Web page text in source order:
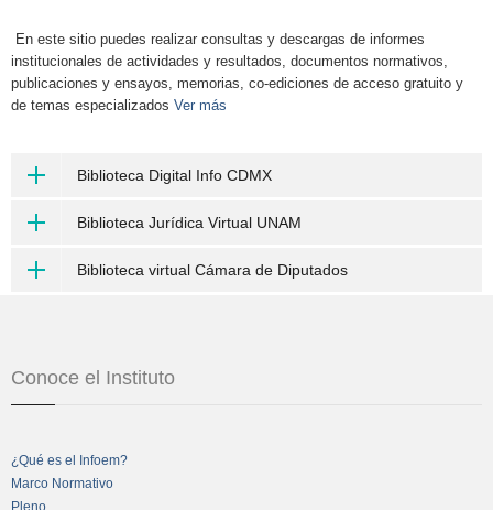
En este sitio puedes realizar consultas y descargas de informes
institucionales de actividades y resultados, documentos normativos,
publicaciones y ensayos, memorias, co-ediciones de acceso gratuito y
de temas especializados Ver más
Biblioteca Digital Info CDMX
Biblioteca Jurídica Virtual UNAM
Biblioteca virtual Cámara de Diputados
Conoce el Instituto
¿Qué es el Infoem?
Marco Normativo
Pleno